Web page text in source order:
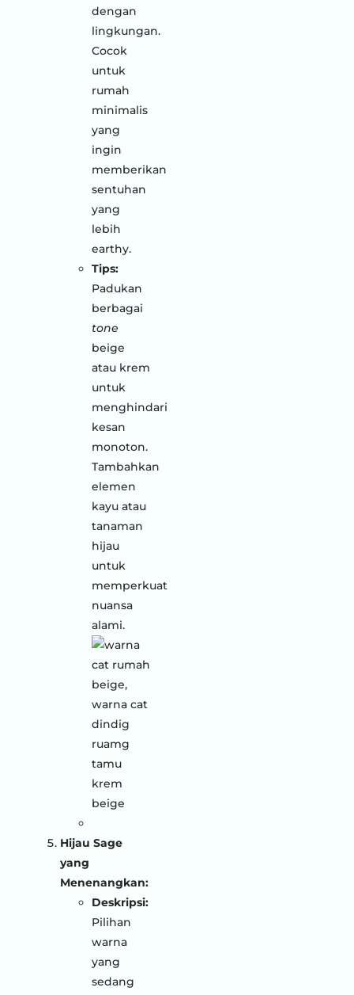
dengan
lingkungan.
Cocok
untuk
rumah
minimalis
yang
ingin
memberikan
sentuhan
yang
lebih
earthy.
Tips:
Padukan
berbagai
tone
beige
atau krem
untuk
menghindari
kesan
monoton.
Tambahkan
elemen
kayu atau
tanaman
hijau
untuk
memperkuat
nuansa
alami.
Hijau Sage
yang
Menenangkan:
Deskripsi:
Pilihan
warna
yang
sedang